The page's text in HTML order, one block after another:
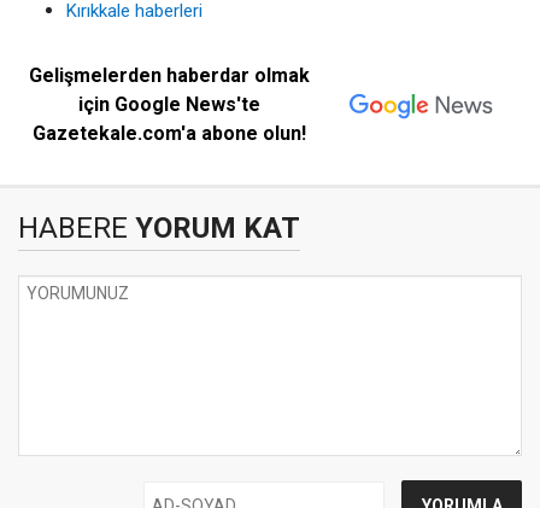
Kırıkkale haberleri
Gelişmelerden haberdar olmak
için Google News'te
Gazetekale.com'a abone olun!
HABERE YORUM KAT